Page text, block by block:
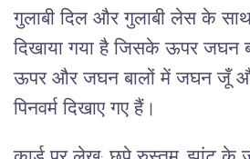
गुलाबी दिल और गुलाबी लेस के
दिखाया गया है जिसके ऊपर जघन
ऊपर और जघन बालों में जघन जूँ
पिनवर्म दिखाए गए हैं।